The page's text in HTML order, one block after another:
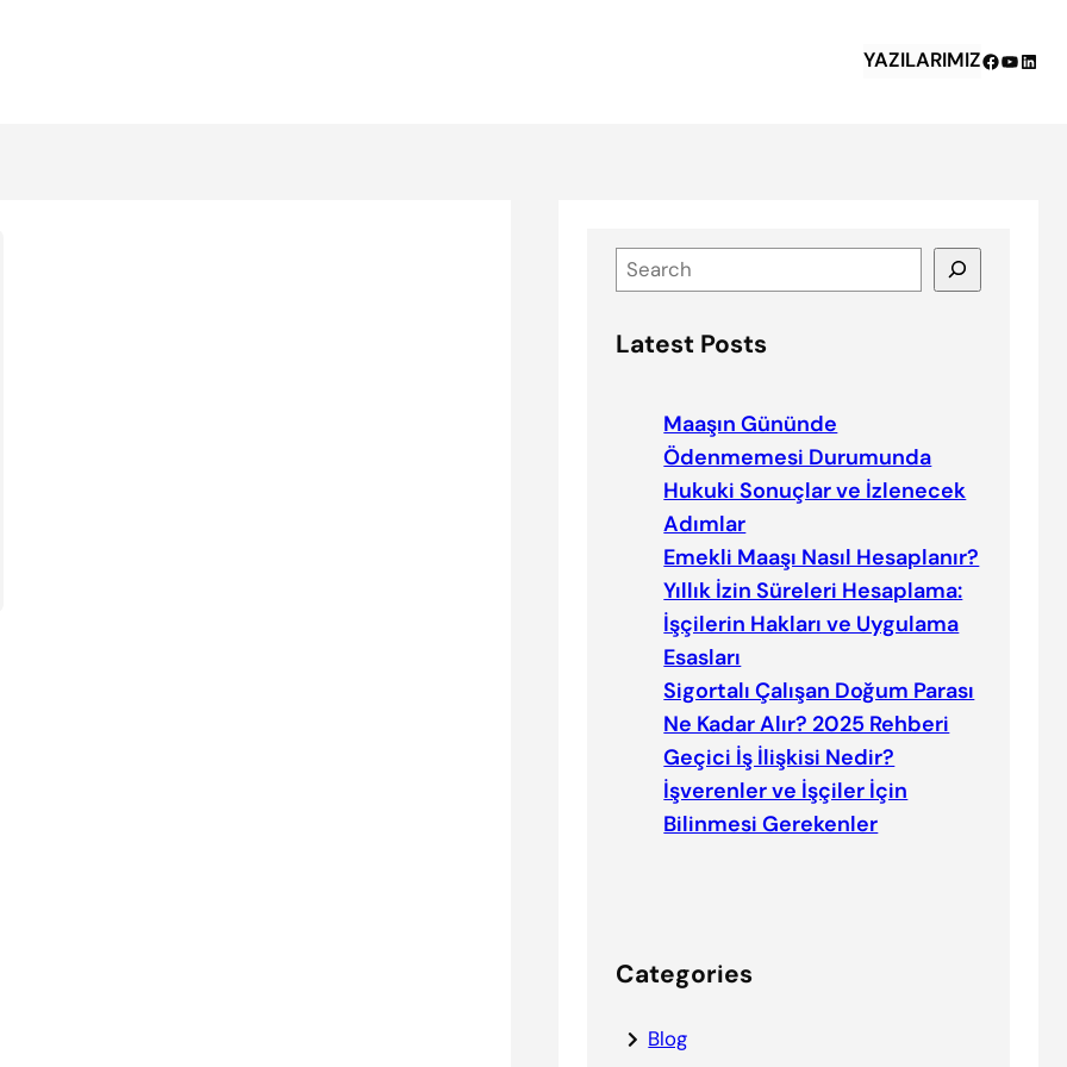
YAZILARIMIZFacebook
e
r
Latest Posts
Maaşın Gününde
Ödenmemesi Durumunda
Hukuki Sonuçlar ve İzlenecek
Adımlar
Emekli Maaşı Nasıl Hesaplanır?
Yıllık İzin Süreleri Hesaplama:
İşçilerin Hakları ve Uygulama
Esasları
Sigortalı Çalışan Doğum Parası
Ne Kadar Alır? 2025 Rehberi
Geçici İş İlişkisi Nedir?
İşverenler ve İşçiler İçin
Bilinmesi Gerekenler
Categories
Blog